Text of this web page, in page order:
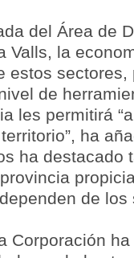
del Área de
Valls, la
estos
de
les permitirá
ha
ha destacado
de
Corporación